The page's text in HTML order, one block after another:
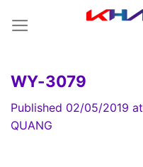
WY-3079
Published 02/05/2019 at
QUANG